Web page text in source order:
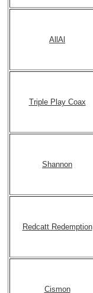
AllAl
Triple Play Coax
Shannon
Redcatt Redemption
Cismon